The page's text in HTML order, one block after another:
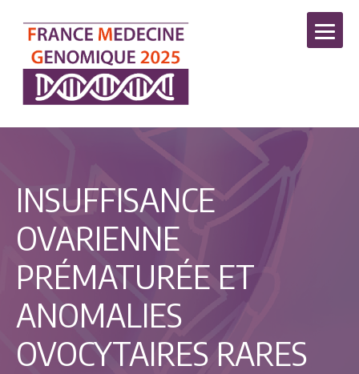
INSUFFISANCE
OVARIENNE
PRÉMATURÉE ET
ANOMALIES
OVOCYTAIRES RARES